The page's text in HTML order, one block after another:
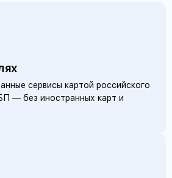
сервисы картой российского
— без иностранных карт и